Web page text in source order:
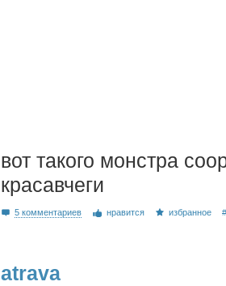
вот такого монстра
красавчеги
5 комментариев нравится избранное
atrava